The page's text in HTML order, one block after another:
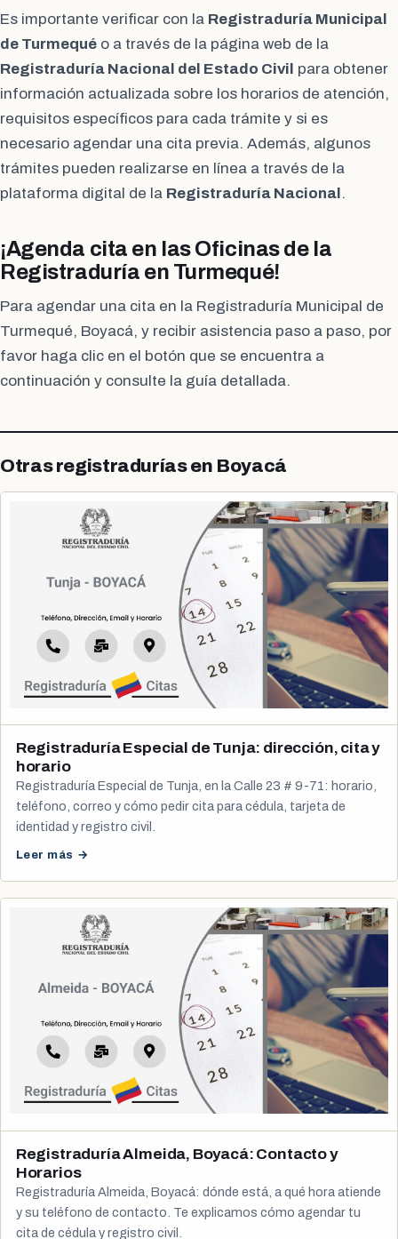
Es importante verificar con la Registraduría Municipal
de Turmequé o a través de la página web de la
Registraduría Nacional del Estado Civil para obtener
información actualizada sobre los horarios de atención,
requisitos específicos para cada trámite y si es
necesario agendar una cita previa. Además, algunos
trámites pueden realizarse en línea a través de la
plataforma digital de la Registraduría Nacional .
¡Agenda cita en las Oficinas de la
Registraduría en Turmequé!
Para agendar una cita en la Registraduría Municipal de
Turmequé, Boyacá, y recibir asistencia paso a paso, por
favor haga clic en el botón que se encuentra a
continuación y consulte la guía detallada.
Otras registradurías en Boyacá
Registraduría Especial de Tunja: dirección, cita y
horario
Registraduría Especial de Tunja, en la Calle 23 # 9-71: horario,
teléfono, correo y cómo pedir cita para cédula, tarjeta de
identidad y registro civil.
Leer más →
Registraduría Almeida, Boyacá: Contacto y
Horarios
Registraduría Almeida, Boyacá: dónde está, a qué hora atiende
y su teléfono de contacto. Te explicamos cómo agendar tu
cita de cédula y registro civil.